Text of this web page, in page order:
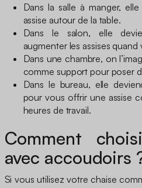
Dans la salle à manger,
assise autour de la table.
Dans le salon, elle
augmenter les assises
Dans une chambre, on
comme support pour poser
Dans le bureau, elle
pour vous offrir une assise
heures de travail.
Comment
avec accoudoirs
Si vous utilisez votre chaise